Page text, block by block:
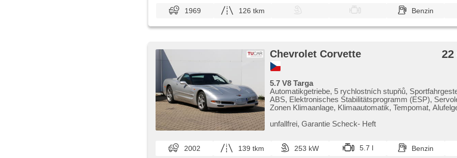
1969 126 tkm Benzin
Chevrolet Corvette 22
5.7 V8 Targa
Automatikgetriebe, 5 rychlostních stupňů,
ABS, Elektronisches Stabilitätsprogramm (ESP),
Zonen Klimaanlage, Klimaautomatik, Tempomat,
Seitenscheiben, El. Vorderscheiben, El. Spiegel,
einstellbare Sitze, höheneinstellbare Sitze, Positionssitze,
unfallfrei,​ Garantie Scheck​- Heft
2002 139 tkm 253 kW 5.7 l Benzin